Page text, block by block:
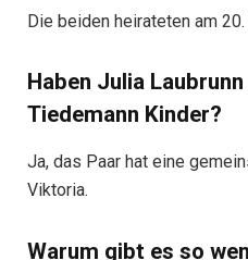
Die beiden heirateten am
Haben Julia
Tiedemann Kinder?
Ja, das Paar hat eine
Viktoria.
Warum gibt es so